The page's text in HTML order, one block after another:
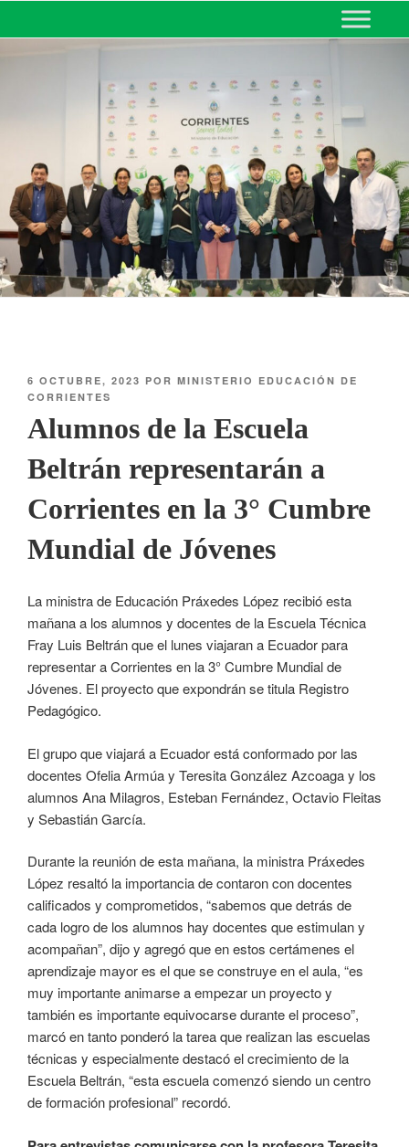
MINISTERIO DE EDUCACIÓN
DE CORRIENTES
6 OCTUBRE, 2023 POR MINISTERIO EDUCACIÓN DE
CORRIENTES
Alumnos de la Escuela
Beltrán representarán a
Corrientes en la 3° Cumbre
Mundial de Jóvenes
La ministra de Educación Práxedes López recibió esta
mañana a los alumnos y docentes de la Escuela Técnica
Fray Luis Beltrán que el lunes viajaran a Ecuador para
representar a Corrientes en la 3° Cumbre Mundial de
Jóvenes. El proyecto que expondrán se titula Registro
Pedagógico.
El grupo que viajará a Ecuador está conformado por las
docentes Ofelia Armúa y Teresita González Azcoaga y los
alumnos Ana Milagros, Esteban Fernández, Octavio Fleitas
y Sebastián García.
Durante la reunión de esta mañana, la ministra Práxedes
López resaltó la importancia de contaron con docentes
calificados y comprometidos, “sabemos que detrás de
cada logro de los alumnos hay docentes que estimulan y
acompañan”, dijo y agregó que en estos certámenes el
aprendizaje mayor es el que se construye en el aula, “es
muy importante animarse a empezar un proyecto y
también es importante equivocarse durante el proceso”,
marcó en tanto ponderó la tarea que realizan las escuelas
técnicas y especialmente destacó el crecimiento de la
Escuela Beltrán, “esta escuela comenzó siendo un centro
de formación profesional” recordó.